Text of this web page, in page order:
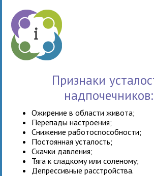
Признаки
надпочечников:
Ожирение в области живота;
Перепады настроения;
Снижение работоспособности;
Постоянная усталость;
Скачки давления;
Тяга к сладкому или соленому;
Депрессивные расстройства.